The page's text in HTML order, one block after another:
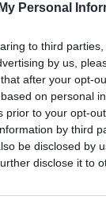
Personal
to third
by us,
after your opt-
on personal
prior to your opt-
by third
be disclosed by
disclose it to
oltre
e sui
alla
e
inoltre la